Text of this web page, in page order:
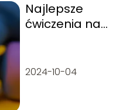
Najlepsze
ćwiczenia na
2024-10-04